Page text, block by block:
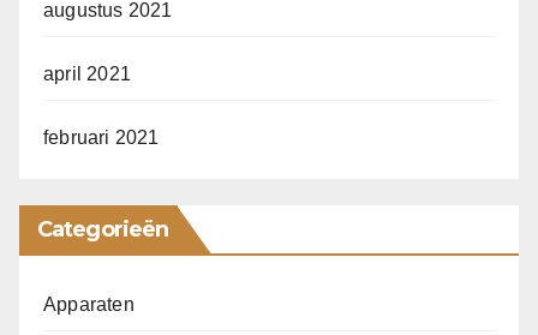
augustus 2021
april 2021
februari 2021
Categorieën
Apparaten